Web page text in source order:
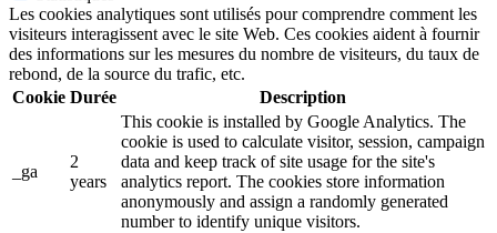
Les cookies analytiques sont utilisés pour comprendre comment les
visiteurs interagissent avec le site Web. Ces cookies aident à fournir
des informations sur les mesures du nombre de visiteurs, du taux de
rebond, de la source du trafic, etc.
Cookie Durée Description
_ga
2
years
This cookie is installed by Google Analytics. The
cookie is used to calculate visitor, session, campaign
data and keep track of site usage for the site's
analytics report. The cookies store information
anonymously and assign a randomly generated
number to identify unique visitors.